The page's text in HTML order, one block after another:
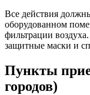
Все действия
оборудованном
фильтрации
защитные маски и
Пункты
городов)